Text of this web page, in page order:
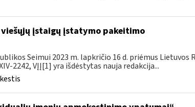
įstaigų įstatymo pakeitimo
Seimui 2023 m. lapkričio 16 d. priėmus Lietuvos
2242, VĮĮ[1] yra išdėstytas nauja redakcija...